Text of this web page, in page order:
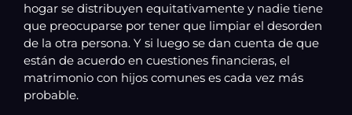
hogar se distribuyen equitativamente y nadie tiene
que preocuparse por tener que limpiar el desorden
de la otra persona. Y si luego se dan cuenta de que
están de acuerdo en cuestiones financieras, el
matrimonio con hijos comunes es cada vez más
probable.